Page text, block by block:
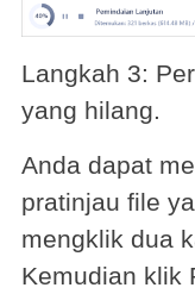
Langkah 3:
yang hilang.
Anda dapat
pratinjau file
mengklik dua
Kemudian klik